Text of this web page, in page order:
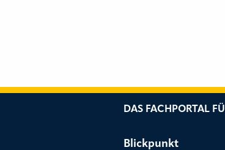
DAS FACHPORTAL
Blickpunkt